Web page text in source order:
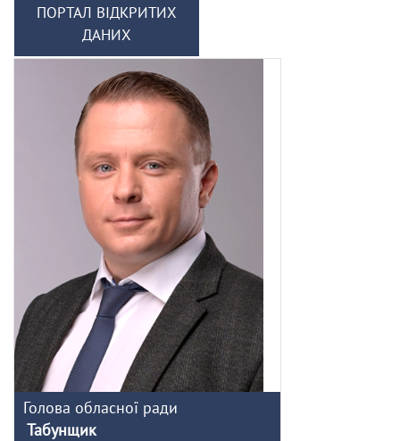
ПОРТАЛ ВІДКРИТИХ
ДАНИХ
Голова обласної ради
Табунщик